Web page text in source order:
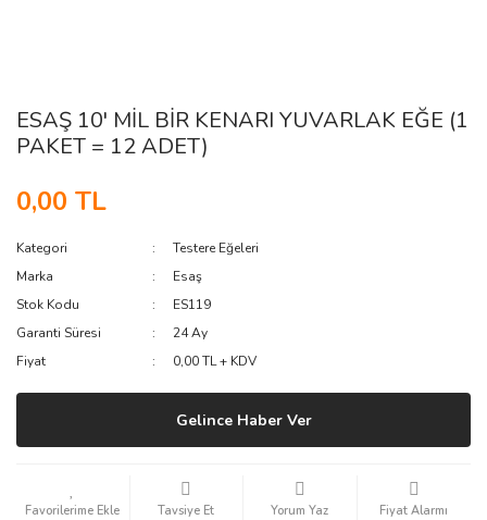
ESAŞ 10' MİL BİR KENARI YUVARLAK EĞE (1
PAKET = 12 ADET)
0,00 TL
Kategori
Testere Eğeleri
Marka
Esaş
Stok Kodu
ES119
Garanti Süresi
24 Ay
Fiyat
0,00 TL + KDV
Gelince Haber Ver
Tavsiye Et Yorum Yaz Fiyat Alarmı